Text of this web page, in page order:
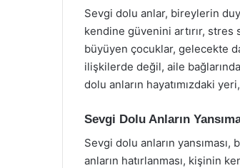
Sevgi dolu anlar, bireylerin
kendine güvenini artırır,
büyüyen çocuklar, gelecekte
ilişkilerde değil, aile
dolu anların hayatımızdaki
Sevgi Dolu Anların
Sevgi dolu anların
anların hatırlanması, kişinin